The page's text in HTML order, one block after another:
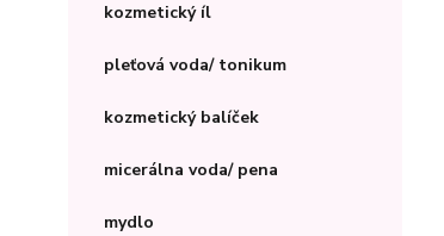
kozmetický íl
pleťová voda/ tonikum
kozmetický balíček
micerálna voda/ pena
mydlo